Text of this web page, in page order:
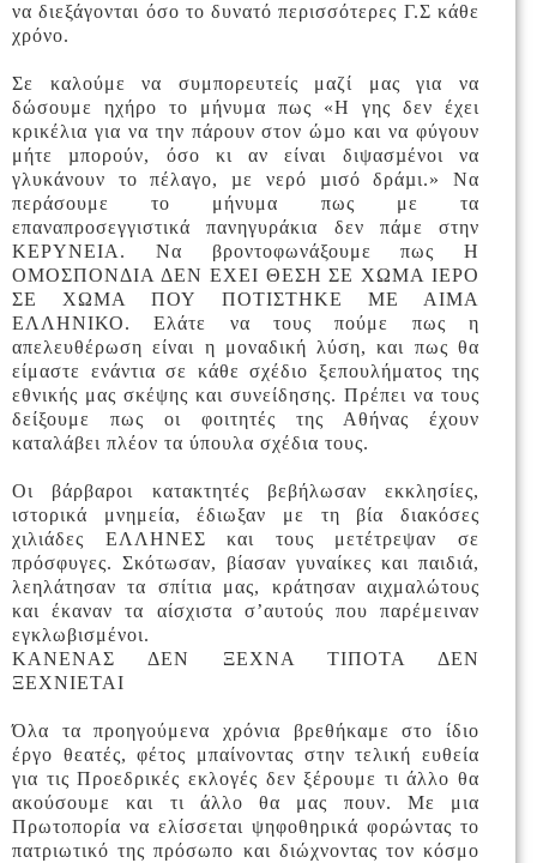
να διεξάγονται όσο το δυνατό περισσότερες Γ.Σ κάθε
χρόνο.
Σε καλούμε να συμπορευτείς μαζί μας για να
δώσουμε ηχήρο το μήνυμα πως «Η γης δεν έχει
κρικέλια για να την πάρουν στον ώµο και να φύγουν
μήτε
µπορούν, όσο κι αν είναι διψασµένοι να
γλυκάνουν το πέλαγο,
µε νερό µισό δράµι.»Να
περάσουμε το μήνυμα πως με τα
επαναπροσεγγιστικά πανηγυράκια δεν πάμε στην
ΚΕΡΥΝΕΙΑ. Να βροντοφωνάξουμε πως Η
ΟΜΟΣΠΟΝΔΙΑ ΔΕΝ ΕΧΕΙ ΘΕΣΗ ΣΕ ΧΩΜΑ ΙΕΡΟ
ΣΕ ΧΩΜΑ ΠΟΥ ΠΟΤΙΣΤΗΚΕ ΜΕ ΑΙΜΑ
ΕΛΛΗΝΙΚΟ. Ελάτε να τους πούμε πως η
απελευθέρωση είναι η μοναδική λύση, και πως θα
είμαστε ενάντια σε κάθε σχέδιο ξεπουλήματος της
εθνικής μας σκέψης και συνείδησης. Πρέπει να τους
δείξουμε πως οι φοιτητές της Αθήνας έχουν
καταλάβει πλέον τα ύπουλα σχέδια τους.
Οι βάρβαροι κατακτητές βεβήλωσαν εκκλησίες,
ιστορικά μνημεία, έδιωξαν με τη βία διακόσες
χιλιάδες ΕΛΛΗΝΕΣ και τους μετέτρεψαν σε
πρόσφυγες. Σκότωσαν, βίασαν γυναίκες και παιδιά,
λεηλάτησαν τα σπίτια μας, κράτησαν αιχμαλώτους
και έκαναν τα αίσχιστα σ’αυτούς που παρέμειναν
εγκλωβισμένοι.
ΚΑΝΕΝΑΣ ΔΕΝ ΞΕΧΝΑ ΤΙΠΟΤΑ ΔΕΝ
ΞΕΧΝΙΕΤΑΙ
Όλα τα προηγούμενα χρόνια βρεθήκαμε στο ίδιο
έργο θεατές, φέτος μπαίνοντας στην τελική ευθεία
για τις Προεδρικές εκλογές δεν ξέρουμε τι άλλο θα
ακούσουμε και τι άλλο θα μας πουν. Με μια
Πρωτοπορία να ελίσσεται ψηφοθηρικά φορώντας το
πατριωτικό της πρόσωπο και διώχνοντας τον κόσμο